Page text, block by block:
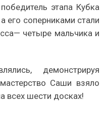
этапа Кубка
его соперниками стали
четыре мальчика и
демонстрируя
Саши взяло
всех шести досках!